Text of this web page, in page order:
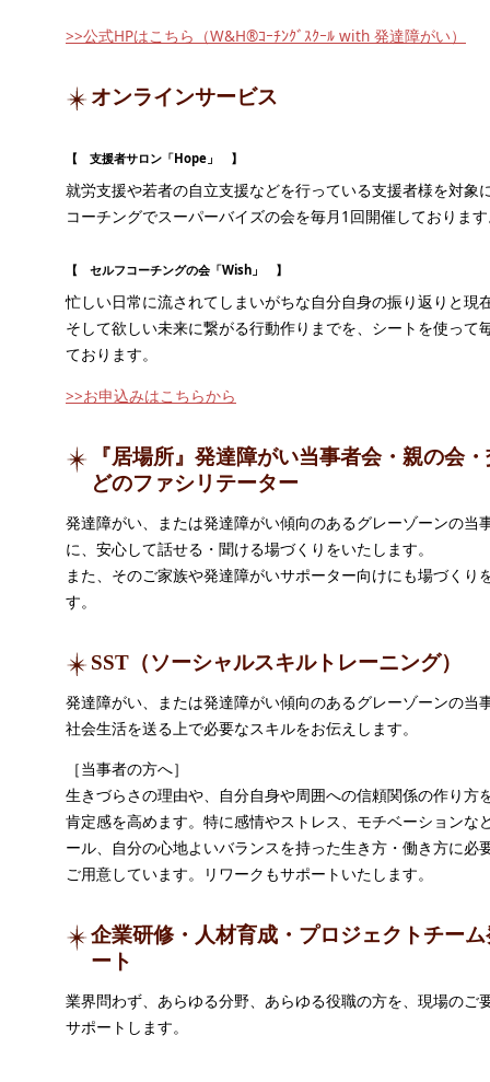
>>公式HPはこちら（W&H®ｺｰﾁﾝｸﾞｽｸｰﾙ with 発達障がい）
オンラインサービス
【 支援者サロン「Hope」 】
就労支援や若者の自立支援などを行っている支援者様を対象
コーチングでスーパーバイズの会を毎月1回開催しておりま
【 セルフコーチングの会「Wish」 】
忙しい日常に流されてしまいがちな自分自身の振り返りと現
そして欲しい未来に繋がる行動作りまでを、シートを使って
ております。
>>お申込みはこちらから
『居場所』発達障がい当事者会・親の会
どのファシリテーター
発達障がい、または発達障がい傾向のあるグレーゾーンの当
に、安心して話せる・聞ける場づくりをいたします。
また、そのご家族や発達障がいサポーター向けにも場づくり
す。
SST（ソーシャルスキルトレーニング）
発達障がい、または発達障がい傾向のあるグレーゾーンの当
社会生活を送る上で必要なスキルをお伝えします。
［当事者の方へ］
生きづらさの理由や、自分自身や周囲への信頼関係の作り方
肯定感を高めます。特に感情やストレス、モチベーションな
ール、自分の心地よいバランスを持った生き方・働き方に必
ご用意しています。リワークもサポートいたします。
企業研修・人材育成・プロジェクトチー
ート
業界問わず、あらゆる分野、あらゆる役職の方を、現場のご
サポートします。